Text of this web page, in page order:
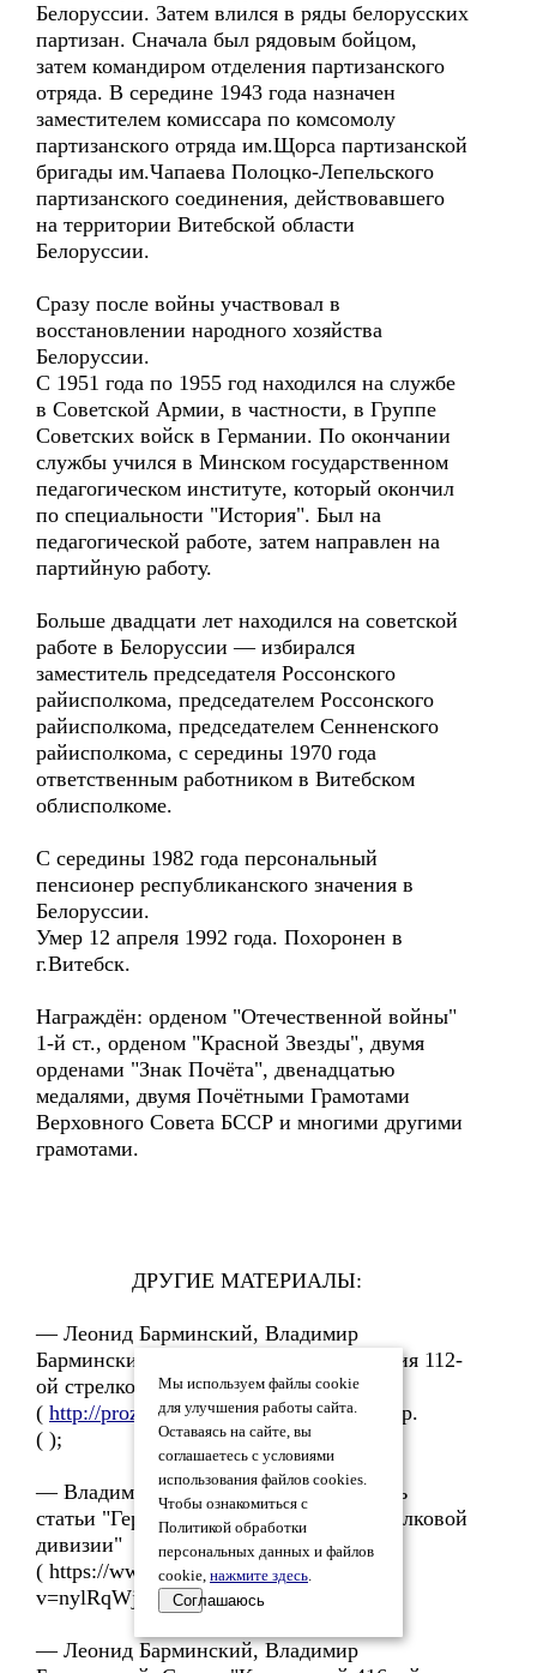
Белоруссии. Затем влился в ряды белорусских
партизан. Сначала был рядовым бойцом,
затем командиром отделения партизанского
отряда. В середине 1943 года назначен
заместителем комиссара по комсомолу
партизанского отряда им.Щорса партизанской
бригады им.Чапаева Полоцко-Лепельского
партизанского соединения, действовавшего
на территории Витебской области
Белоруссии.
Сразу после войны участвовал в
восстановлении народного хозяйства
Белоруссии.
С 1951 года по 1955 год находился на службе
в Советской Армии, в частности, в Группе
Советских войск в Германии. По окончании
службы учился в Минском государственном
педагогическом институте, который окончил
по специальности "История". Был на
педагогической работе, затем направлен на
партийную работу.
Больше двадцати лет находился на советской
работе в Белоруссии — избирался
заместитель председателя Россонского
райисполкома, председателем Россонского
райисполкома, председателем Сенненского
райисполкома, с середины 1970 года
ответственным работником в Витебском
облисполкоме.
С середины 1982 года персональный
пенсионер республиканского значения в
Белоруссии.
Умер 12 апреля 1992 года. Похоронен в
г.Витебск.
Награждён: орденом "Отечественной войны"
1-й ст., орденом "Красной Звезды", двумя
орденами "Знак Почёта", двенадцатью
медалями, двумя Почётными Грамотами
Верховного Совета БССР и многими другими
грамотами.
ДРУГИЕ МАТЕРИАЛЫ:
— Леонид Барминский, Владимир
Барминский. Статья "Героизм и трагедия 112-
ой стрелковой дивизии"
( http://proza.ru/2019/03/18/1409) и на др.
( );
— Владимир Барминский. Аудиозапись
статьи "Героизм и трагедия 112-ой стрелковой
дивизии"
( https://www.youtube.com/watch?
v=nylRqWjAJ9g );
— Леонид Барминский, Владимир
Мы используем файлы cookie
для улучшения работы сайта.
Оставаясь на сайте, вы
соглашаетесь с условиями
использования файлов cookies.
Чтобы ознакомиться с
Политикой обработки
персональных данных и файлов
cookie, нажмите здесь.
Соглашаюсь